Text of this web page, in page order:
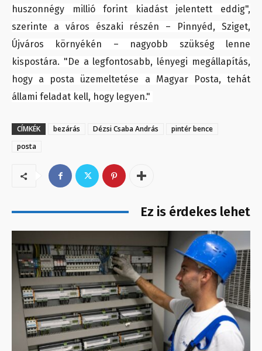
huszonnégy millió forint kiadást jelentett eddig",
szerinte a város északi részén – Pinnyéd, Sziget,
Újváros környékén – nagyobb szükség lenne
kispostára. "De a legfontosabb, lényegi megállapítás,
hogy a posta üzemeltetése a Magyar Posta, tehát
állami feladat kell, hogy legyen."
CÍMKÉK bezárás Dézsi Csaba András
pintér bence
posta
Ez is érdekes lehet